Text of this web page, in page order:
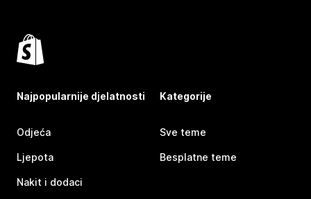
Najpopularnije djelatnosti
Odjeća
Ljepota
Nakit i dodaci
Kategorije
Sve teme
Besplatne teme